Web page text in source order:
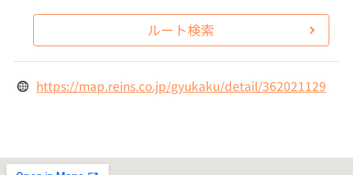
ルート検索
https://map.reins.co.jp/gyukaku/detail/362021129